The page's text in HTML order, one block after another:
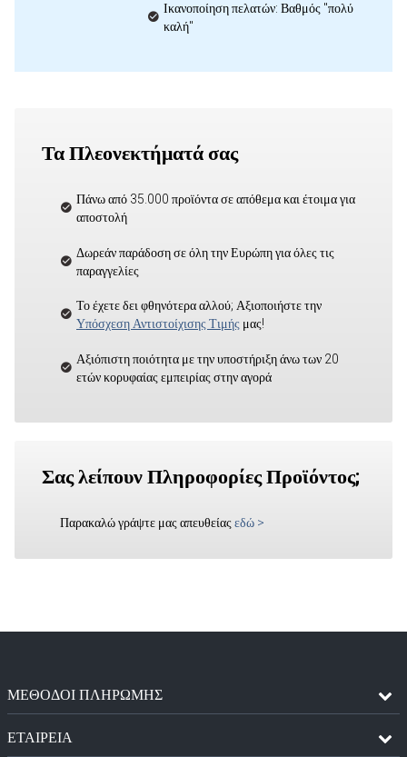
Ικανοποίηση πελατών: Βαθμός "πολύ
καλή"
Τα Πλεονεκτήματά σας
Πάνω από 35.000 προϊόντα σε απόθεμα και έτοιμα για
αποστολή
Δωρεάν παράδοση σε όλη την Ευρώπη για όλες τις
παραγγελίες
Το έχετε δει φθηνότερα αλλού; Αξιοποιήστε την
Υπόσχεση Αντιστοίχισης Τιμής μας!
Αξιόπιστη ποιότητα με την υποστήριξη άνω των 20
ετών κορυφαίας εμπειρίας στην αγορά
Σας λείπουν Πληροφορίες Προϊόντος;
Παρακαλώ γράψτε μας απευθείας εδώ >
ΜΈΘΟΔΟΙ ΠΛΗΡΩΜΉΣ
ΕΤΑΙΡΕΙΑ